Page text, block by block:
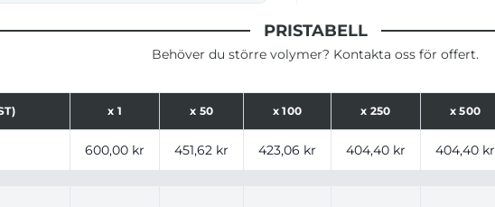
PRISTABELL
Behöver du större volymer? Kontakta oss för offert.
x 1 x 50 x100 x 250 x500
600,00 kr 451,62 kr 423,06 kr 404,40 kr 404,40 kr